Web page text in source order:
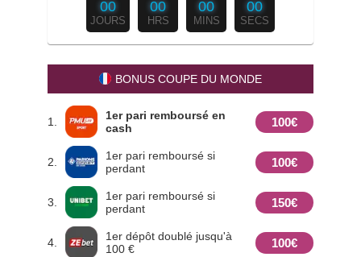
00
JOURS
00
HRS
00
MINS
00
SECS
BONUS COUPE DU MONDE
1.
1er pari remboursé en
cash
100€
2.
1er pari remboursé si
perdant
100€
3.
1er pari remboursé si
perdant
150€
4.
1er dépôt doublé jusqu'à
100 €
100€